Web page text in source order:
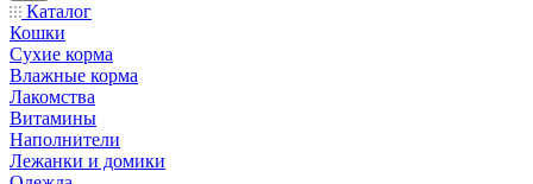
Каталог
Кошки
Сухие корма
Влажные корма
Лакомства
Витамины
Наполнители
Лежанки и домики